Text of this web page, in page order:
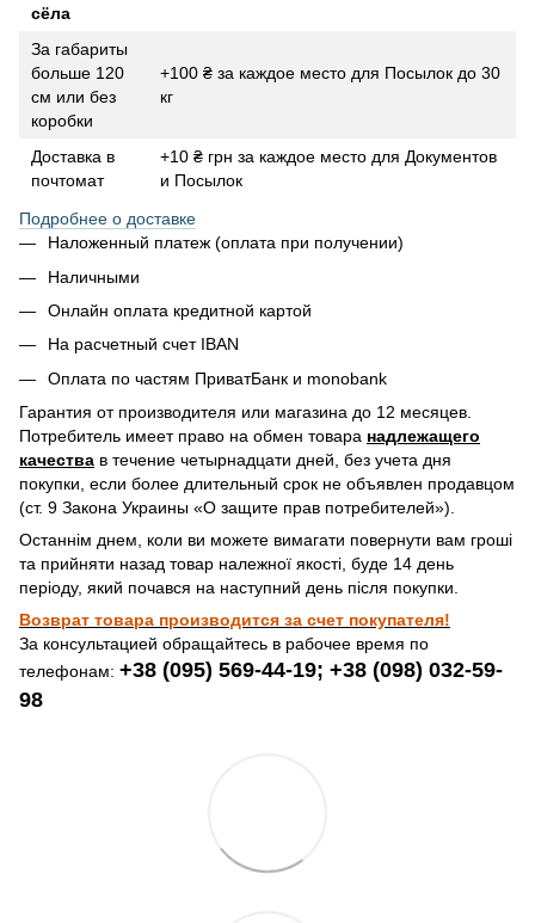
сёла
За габариты
больше 120
см или без
коробки
+100 ₴ за каждое место для Посылок до 30
кг
Доставка в
почтомат
+10 ₴ грн за каждое место для Документов
и Посылок
Подробнее о доставке
Наложенный платеж (оплата при получении)
Наличными
Онлайн оплата кредитной картой
На расчетный счет IBAN
Оплата по частям ПриватБанк и monobank
Гарантия от производителя или магазина до 12 месяцев.
Потребитель имеет право на обмен товара надлежащего
качества в течение четырнадцати дней, без учета дня
покупки, если более длительный срок не объявлен продавцом
(ст. 9 Закона Украины «О защите прав потребителей»).
Останнім днем, коли ви можете вимагати повернути вам гроші
та прийняти назад товар належної якості, буде 14 день
періоду, який почався на наступний день після покупки.
Возврат товара производится за счет покупателя!
За консультацией обращайтесь в рабочее время по
телефонам: +38 (095) 569-44-19; +38 (098) 032-59-
98